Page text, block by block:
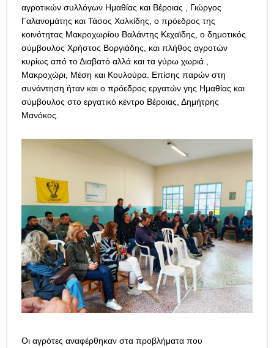
αγροτικών συλλόγων Ημαθίας και Βέροιας , Γιώργος
Γαλανομάτης και Τάσος Χαλκίδης, ο πρόεδρος της
κοινότητας Μακροχωρίου Βαλάντης Κεχαϊδης, ο δημοτικός
σύμβουλος Χρήστος Βοργιάδης, και πλήθος αγροτών
κυρίως από το Διαβατό αλλά και τα γύρω χωριά ,
Μακροχώρι, Μέση και Κουλούρα. Επίσης παρών στη
συνάντηση ήταν και ο πρόεδρος εργατών γης Ημαθίας και
σύμβουλος στο εργατικό κέντρο Βέροιας, Δημήτρης
Μανόκος.
Οι αγρότες αναφέρθηκαν στα προβλήματα που